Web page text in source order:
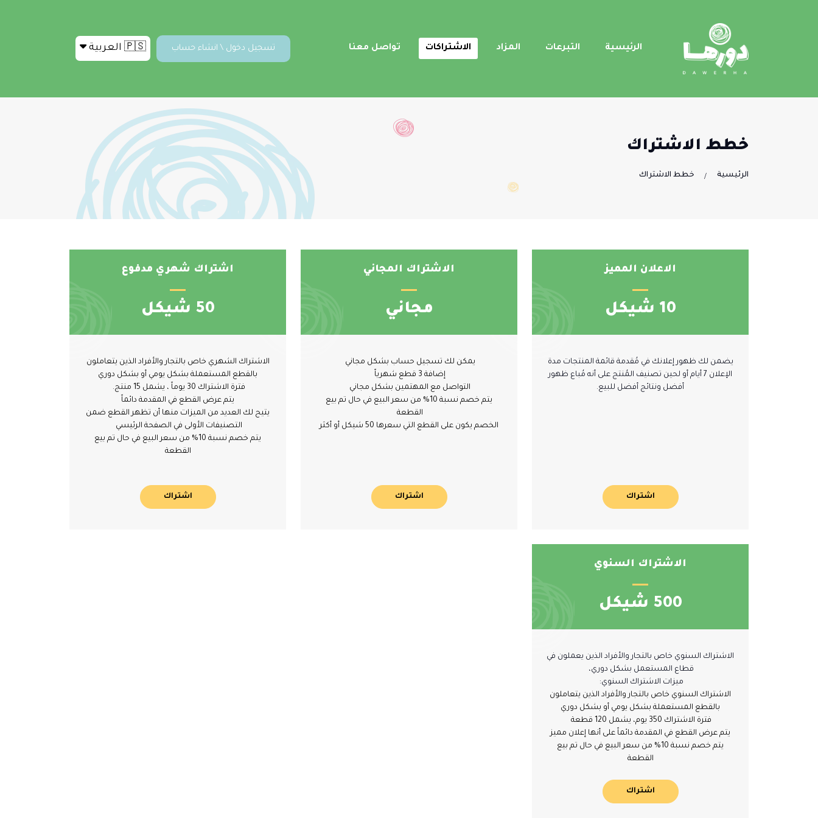
الرئيسية التبرعات المزاد الاشتراكات تواصل معنا تسجيل دخول \ انشاء حساب 🇵🇸 العربية
خطط الاشتراك
الرئيسية خطط الاشتراك
الاعلان المميز
10 شيكل
يضمن لك ظهور إعلانك في مُقدمة قائمة المنتجات مدة
الإعلان 7 أيام أو لحين تصنيف المُنتج على أنه مُباع ظهور
أفضل ونتائج أفضل للبيع.
اشتراك
الاشتراك المجاني
مجاني
يمكن لك تسجيل حساب بشكل مجاني
إضافة 3 قطع شهرياً
التواصل مع المهتمين بشكل مجاني
يتم خصم نسبة 10% من سعر البيع في حال تم بيع
القطعة
الخصم يكون على القطع التي سعرها 50 شيكل أو أكثر
اشتراك
اشتراك شهري مدفوع
50 شيكل
الاشتراك الشهري خاص بالتجار والأفراد الذين يتعاملون
بالقطع المستعملة بشكل يومي أو بشكل دوري
فترة الاشتراك 30 يوماً ، يشمل 15 منتج.
يتم عرض القطع في المقدمة دائماً
يتيح لك العديد من الميزات منها أن تظهر القطع ضمن
التصنيفات الأولى في الصفحة الرئيسي
يتم خصم نسبة 10% من سعر البيع في حال تم بيع
القطعة
اشتراك
الاشتراك السنوي
500 شيكل
الاشتراك السنوي خاص بالتجار والأفراد الذين يعملون في
قطاع المستعمل بشكل دوري،
ميزات الاشتراك السنوي:
الاشتراك السنوي خاص بالتجار والأفراد الذين يتعاملون
بالقطع المستعملة بشكل يومي أو بشكل دوري
فترة الاشتراك 350 يوم، يشمل 120 قطعة
يتم عرض القطع في المقدمة دائماً على أنها إعلان مميز
يتم خصم نسبة 10% من سعر البيع في حال تم بيع
القطعة
اشتراك